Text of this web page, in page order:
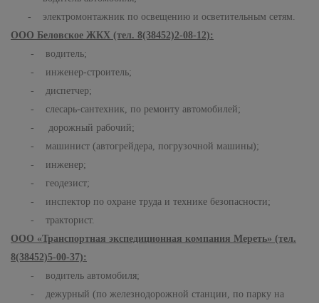
- электромонтажник по освещению и осветительным сетям.
ООО Беловское ЖКХ (тел. 8(38452)2-08-12):
- водитель;
- инженер-строитель;
- диспетчер;
- слесарь-сантехник, по ремонту автомобилей;
- дорожный рабочий;
- машинист (автогрейдера, погрузочной машины);
- инженер;
- геодезист;
- инспектор по охране труда и технике безопасности;
- тракторист.
ООО «Транспортная экспедиционная компания Мереть» (тел.
8(38452)5-00-37):
- водитель автомобиля;
- дежурный (по железнодорожной станции, по парку на